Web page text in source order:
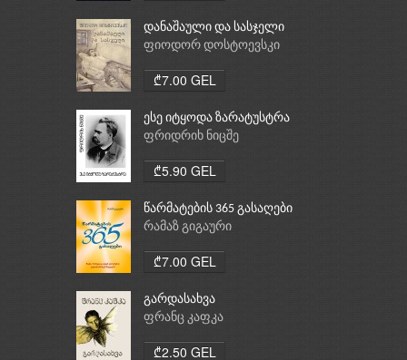
დანაშაული და სასჯელი
ფიოდორ დოსტოევსკი
₾7.00 GEL
ესე იტყოდა ზარატუსტრა
ფრიდრიხ ნიცშე
₾5.90 GEL
წარმატების 365 გასაღები
რამაზ გიგაური
₾7.00 GEL
გარდასახვა
ფრანც კაფკა
₾2.50 GEL